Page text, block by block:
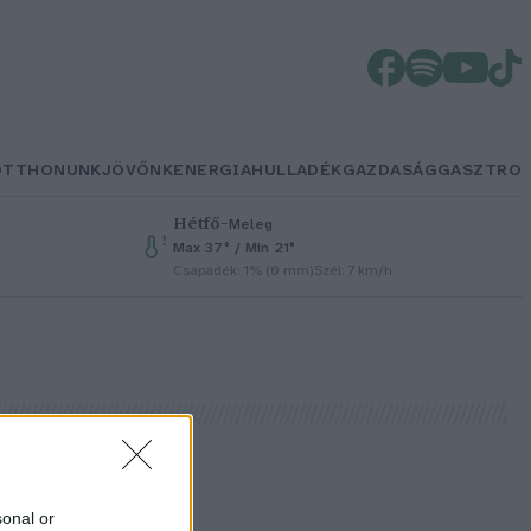
or
JÖVŐNKENERGIAHULLADÉKGAZDASÁGGASZTRO
Hétfő–Meleg
Max 37° / Min 21°
Csapadék: 1% (0 mm)Szél: 7 km/h